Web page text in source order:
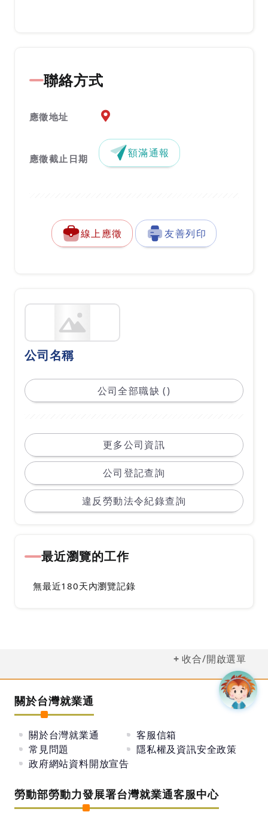
聯絡方式
應徵地址 應徵地址地圖『另開新視窗』
應徵截止日期 額滿通報
線上應徵 友善列印
公司名稱
公司全部職缺 ()
更多公司資訊
公司登記查詢
違反勞動法令紀錄查詢
最近瀏覽的工作
無最近180天內瀏覽記錄
收合/開啟選單
關於台灣就業通
關於台灣就業通
客服信箱
常見問題
隱私權及資訊安全政策
政府網站資料開放宣告
勞動部勞動力發展署台灣就業通客服中心